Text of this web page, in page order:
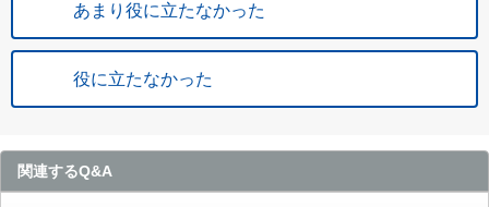
あまり役に立たなかった
役に立たなかった
関連するQ&A